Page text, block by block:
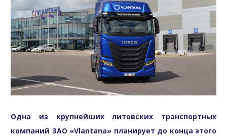
Одна из крупнейших литовских транспортных
компаний ЗАО «Vlantana» планирует до конца этого